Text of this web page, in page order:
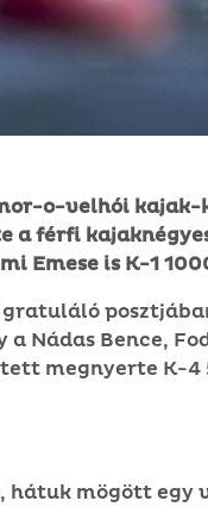
o-velhói kajak-
a férfi
Emese is K-1
Nádas Bence,
megnyerte K-4
hátuk mögött egy